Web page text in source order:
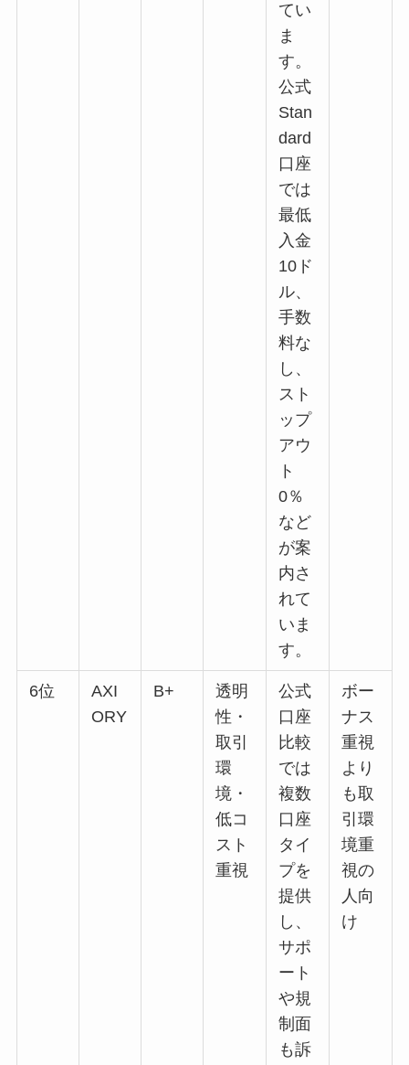
てい
ま
す。
公式
Stan
dard
口座
では
最低
入金
10ド
ル、
手数
料な
し、
スト
ップ
アウ
ト
0％
など
が案
内さ
れて
いま
す。
6位
AXI
ORY
B+
透明
性・
取引
環
境・
低コ
スト
重視
公式
口座
比較
では
複数
口座
タイ
プを
提供
し、
サポ
ート
や規
制面
も訴
ボー
ナス
重視
より
も取
引環
境重
視の
人向
け